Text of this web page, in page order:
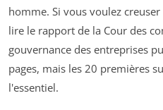
homme. Si vous voulez
lire le rapport de la Cour des
gouvernance des entreprises
pages, mais les 20 premières
l'essentiel.